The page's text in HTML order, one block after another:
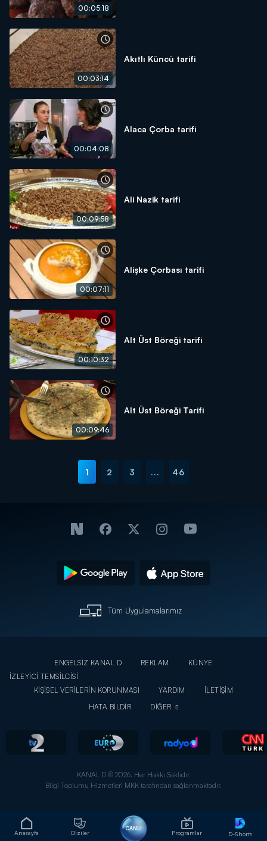
Anasayfa Diziler
CANLI
Programlar D-Shorts
00:05:18
00:03:14
Akıtlı Küncü tarifi
00:04:08
Alaca Çorba tarifi
00:09:58
Ali Nazik tarifi
00:07:11
Alişke Çorbası tarifi
00:10:32
Alt Üst Böreği tarifi
00:09:46
Alt Üst Böreği Tarifi
1 2 3 ... 46
Tüm Uygulamalarımız
ENGELSİZ KANAL D REKLAM
KÜNYE
İZLEYİCİ TEMSİLCİSİ
KİŞİSEL VERİLERİN KORUNMASI
YARDIM
İLETİŞİM
HATA BİLDİR
DİĞER
KANAL D © 2026. Her Hakkı Saklıdır.
Bilgi Toplumu Hizmetleri MKK tarafından sağlanmaktadır.